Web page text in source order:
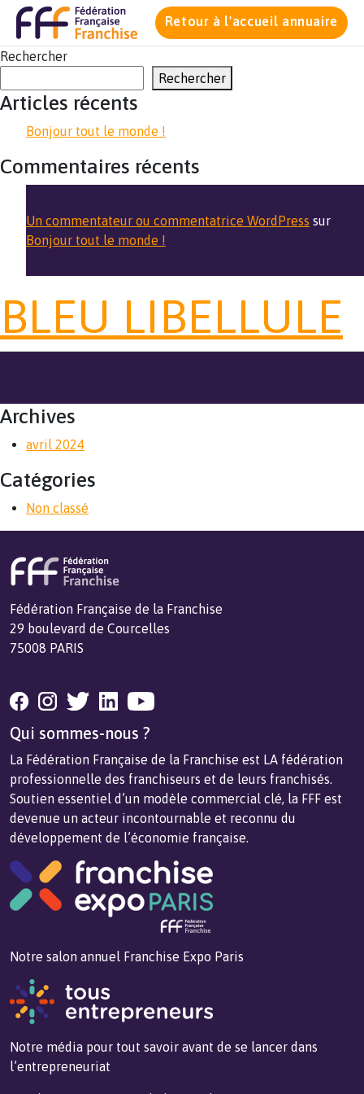
Retour à l'accueil annuaire
Rechercher
Rechercher
Articles récents
Bonjour tout le monde !
Commentaires récents
Un commentateur ou commentatrice WordPress sur
Bonjour tout le monde !
BLEU LIBELLULE
Archives
avril 2024
Catégories
Non classé
Fédération Française de la Franchise
29 boulevard de Courcelles
75008 PARIS
Qui sommes-nous ?
La Fédération Française de la Franchise est LA fédération
professionnelle des franchiseurs et de leurs franchisés.
Soutien essentiel d’un modèle commercial clé, la FFF est
devenue un acteur incontournable et reconnu du
développement de l’économie française.
Notre salon annuel Franchise Expo Paris
Notre média pour tout savoir avant de se lancer dans
l’entrepreneuriat